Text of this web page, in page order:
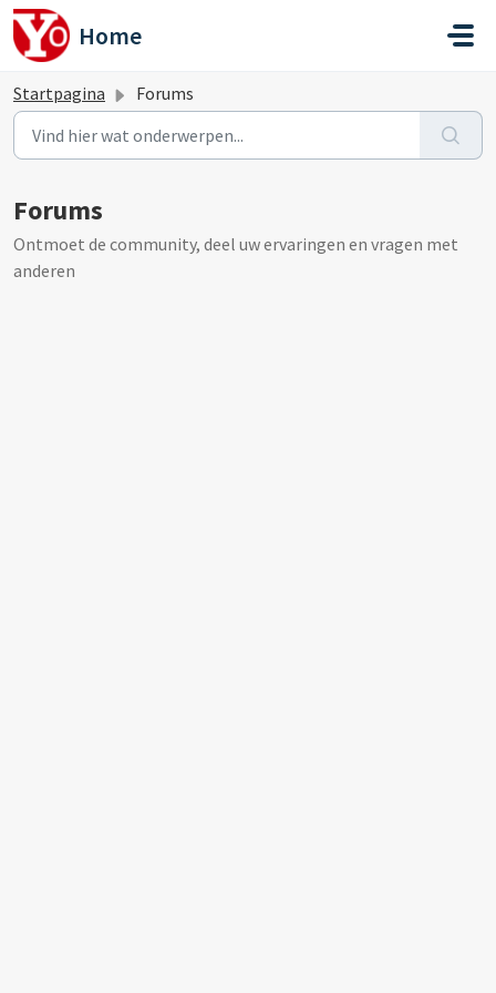
Doorgaan naar hoofdinhoud
Home
Startpagina Forums
Forums
Ontmoet de community, deel uw ervaringen en vragen met
anderen